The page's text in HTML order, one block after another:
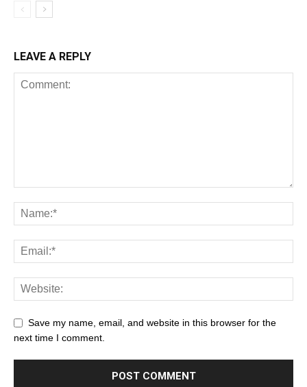
LEAVE A REPLY
Save my name, email, and website in this browser for the
next time I comment.